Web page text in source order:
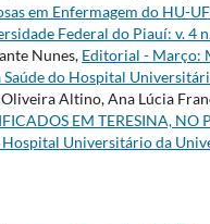
em Enfermagem do HU-
Federal do Piauí: v. 4
Nunes, Editorial - Março:
Saúde do Hospital
Altino, Ana Lúcia
EM TERESINA,
Hospital Universitário da